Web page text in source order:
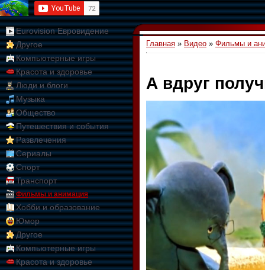
Eurovision Евровидение
Другое
Компьютерные игры
Красота и здоровье
Люди и блоги
Музыка
Общество
Путешествия и события
Развлечения
Сериалы
Спорт
Транспорт
Фильмы и анимация
Хобби и образование
Юмор
Другое
Компьютерные игры
Красота и здоровье
Главная » Видео » Фильмы и
А вдруг